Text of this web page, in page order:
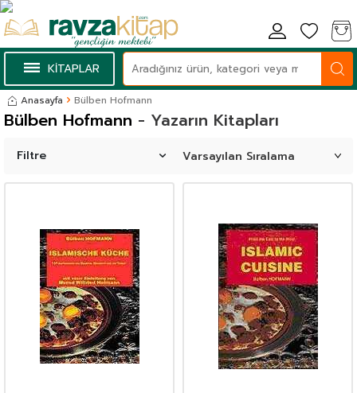
KİTAPLAR
Anasayfa Bülben Hofmann
- Yazarın Kitapları
Bülben Hofmann
Filtre